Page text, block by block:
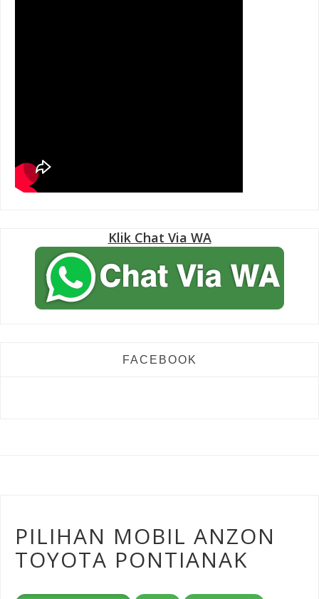
Klik Chat Via WA
FACEBOOK
PILIHAN MOBIL ANZON
TOYOTA PONTIANAK